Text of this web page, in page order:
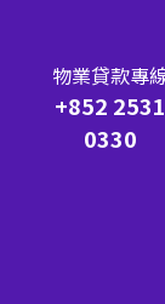
物業貸款專
+852 2531
0330